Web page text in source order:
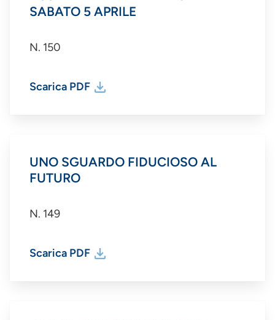
SABATO 5 APRILE
N. 150
Scarica PDF
UNO SGUARDO FIDUCIOSO AL
FUTURO
N. 149
Scarica PDF